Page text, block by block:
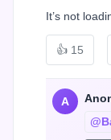
It’s not
👍 15
A